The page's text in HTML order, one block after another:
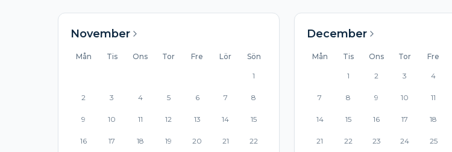
November
Mån Tis Ons Tor Fre Lör Sön
1
2 3 4 5 6 7 8
9 10 11 12 13 14 15
16 17 18 19 20 21 22
December
Mån Tis Ons Tor Fre
1 2 3 4
7 8 9 10 11
14 15 16 17 18
21 22 23 24 25